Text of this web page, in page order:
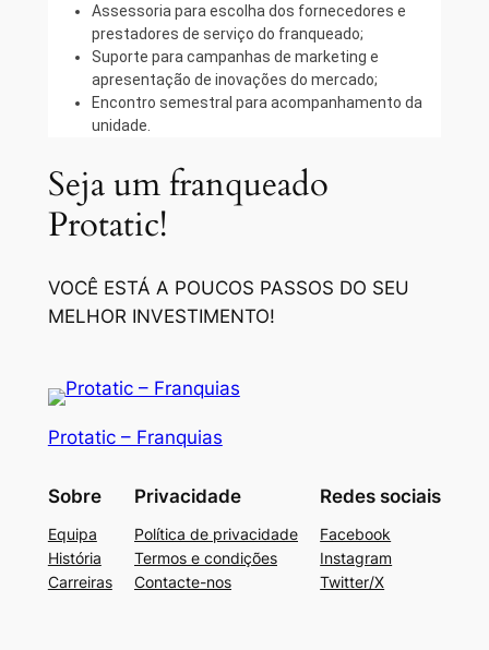
Assessoria para escolha dos fornecedores e
prestadores de serviço do franqueado;
Suporte para campanhas de marketing e
apresentação de inovações do mercado;
Encontro semestral para acompanhamento da
unidade.
Seja um franqueado
Protatic!
VOCÊ ESTÁ A POUCOS PASSOS DO SEU
MELHOR INVESTIMENTO!
Protatic – Franquias
Sobre
Equipa
História
Carreiras
Privacidade
Política de privacidade
Termos e condições
Contacte-nos
Redes sociais
Facebook
Instagram
Twitter/X